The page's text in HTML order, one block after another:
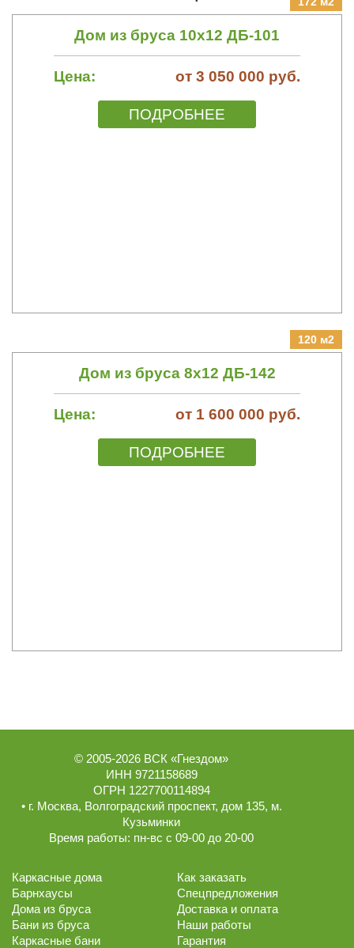
Дом из бруса 10х12 ДБ-101
Цена: от 3 050 000 руб.
ПОДРОБНЕЕ
120 м2
Дом из бруса 8х12 ДБ-142
Цена: от 1 600 000 руб.
ПОДРОБНЕЕ
© 2005-2026 ВСК «Гнездом»
ИНН 9721158689
ОГРН 1227700114894
• г. Москва, Волгоградский проспект, дом 135, м.
Кузьминки
Время работы: пн-вс с 09-00 до 20-00
Каркасные дома
Барнхаусы
Дома из бруса
Бани из бруса
Каркасные бани
Как заказать
Спецпредложения
Доставка и оплата
Наши работы
Гарантия